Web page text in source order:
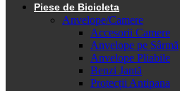
Piese de Bicicleta
Anvelope/Camere
Accesorii Camere
Anvelope pe Sârmă
Anvelope Pliabile
Benzi Jantă
Protecții Antipana